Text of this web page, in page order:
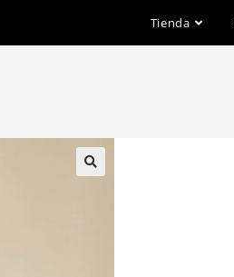
Tienda